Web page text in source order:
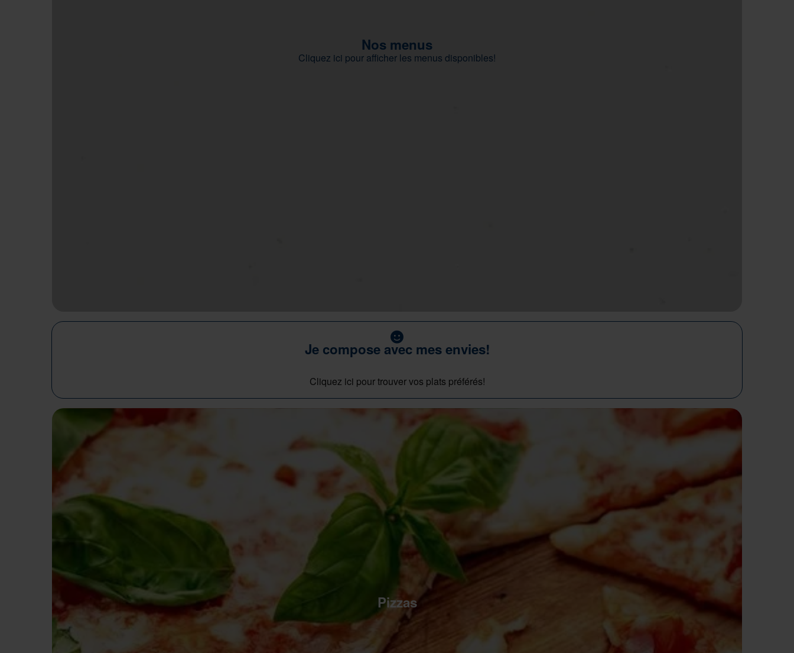
Nos menus
Cliquez ici pour afficher les menus disponibles!
Je compose avec mes envies!
Cliquez ici pour trouver vos plats préférés!
Pizzas